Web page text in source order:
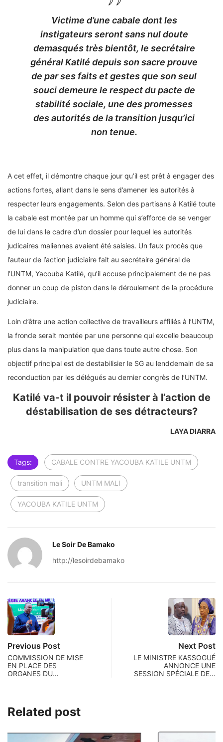
Victime d’une cabale dont les
instigateurs seront sans nul doute
demasqués très bientôt, le secrétaire
général Katilé depuis son sacre prouve
de par ses faits et gestes que son seul
souci demeure le respect du pacte de
stabilité sociale, une des promesses
des autorités de la transition jusqu’ici
non tenue.
A cet effet, il démontre chaque jour qu’il est prêt à engager des
actions fortes, allant dans le sens d’amener les autorités à
respecter leurs engagements. Selon des partisans à Katilé toute
la cabale est montée par un homme qui s’efforce de se venger
de lui dans le cadre d’un dossier pour lequel les autorités
judicaires maliennes avaient été saisies. Un faux procès que
l’auteur de l’action judiciaire fait au secrétaire général de
l’UNTM, Yacouba Katilé, qu’il accuse principalement de ne pas
donner un coup de piston dans le déroulement de la procédure
judiciaire.
Loin d’être une action collective de travailleurs affiliés à l’UNTM,
la fronde serait montée par une personne qui excelle beaucoup
plus dans la manipulation que dans toute autre chose. Son
objectif principal est de destabilisier le SG au lenddemain de sa
reconduction par les délégués au dernier congrès de l’UNTM.
Katilé va-t il pouvoir résister à l’action de
déstabilisation de ses détracteurs?
LAYA DIARRA
Tags: CABALE CONTRE YACOUBA KATILE UNTM
transition mali UNTM MALI
YACOUBA KATILE UNTM
Le Soir De Bamako
http://lesoirdebamako
Previous Post
COMMISSION DE MISE
EN PLACE DES
ORGANES DU…
Next Post
LE MINISTRE KASSOGUÉ
ANNONCE UNE
SESSION SPÉCIALE DE…
Related post